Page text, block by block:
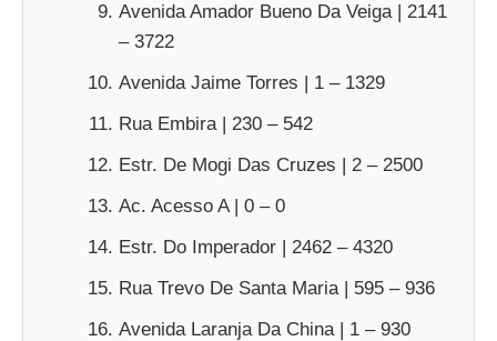
Avenida Amador Bueno Da Veiga | 2141
– 3722
Avenida Jaime Torres | 1 – 1329
Rua Embira | 230 – 542
Estr. De Mogi Das Cruzes | 2 – 2500
Ac. Acesso A | 0 – 0
Estr. Do Imperador | 2462 – 4320
Rua Trevo De Santa Maria | 595 – 936
Avenida Laranja Da China | 1 – 930